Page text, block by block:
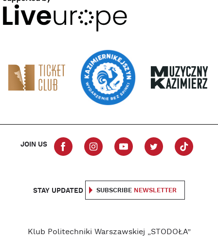
JOIN US
STAY UPDATED SUBSCRIBE NEWSLETTER
Klub Politechniki Warszawskiej „STODOŁA”